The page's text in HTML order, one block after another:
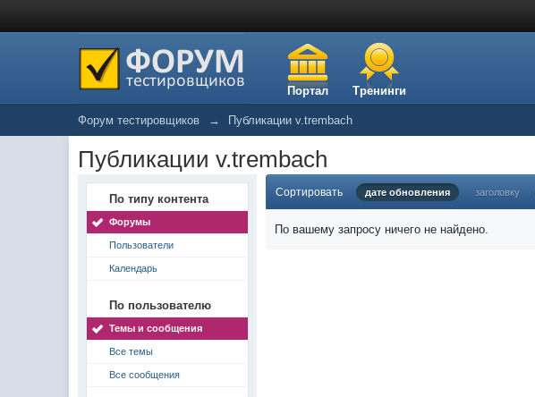
Портал Тренинги
Форум тестировщиков → Публикации v.trembach
Публикации v.trembach
По типу контента
Форумы
Пользователи
Календарь
По пользователю
Темы и сообщения
Все темы
Все сообщения
Сортировать дате обновления заголовку
По вашему запросу ничего не найдено.